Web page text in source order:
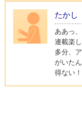
たかし
ああっ
連載楽
多分、
がいた
得ない！